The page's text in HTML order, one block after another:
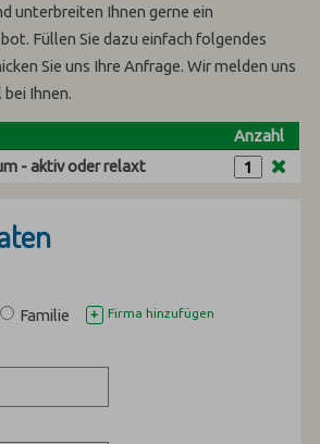
unterbreiten Ihnen gerne ein
Füllen Sie dazu einfach folgendes
Sie uns Ihre Anfrage. Wir melden uns
Ihnen.
Anzahl
- aktiv oder relaxt
Familie + Firma hinzufügen